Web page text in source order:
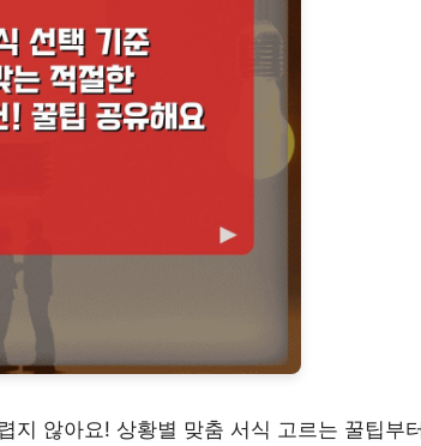
않아요! 상황별 맞춤 서식 고르는 꿀팁부터